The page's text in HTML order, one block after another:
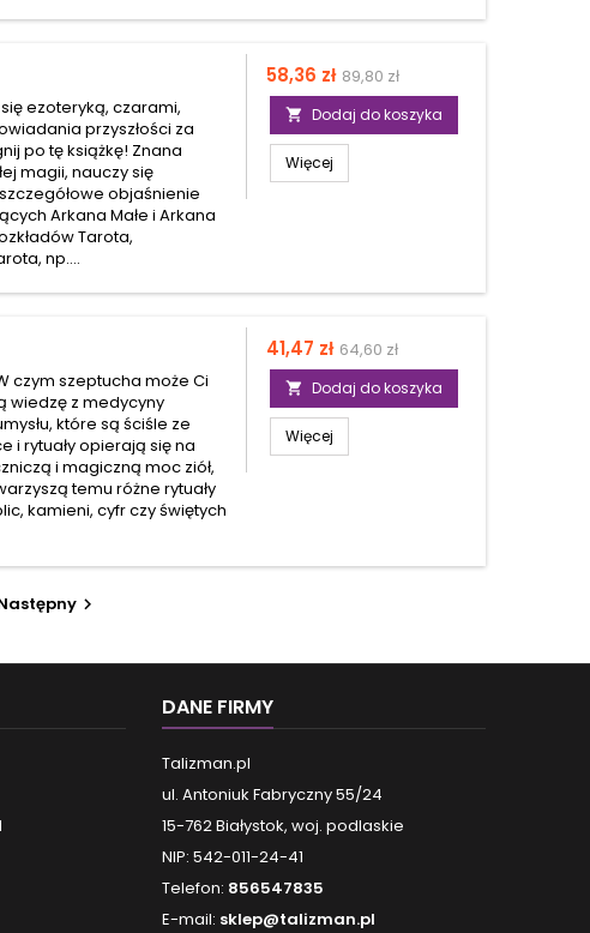
ezoteryką, czarami,
przyszłości za
po tę książkę! Znana
magii, nauczy się
objaśnienie
Arkana Małe i Arkana
Tarota,
np....
Cena
58,36 zł Cena
podstawowa
89,80 zł
 Dodaj do koszyka
Więcej
czym szeptucha może Ci
wiedzę z medycyny
które są ściśle ze
i rytuały opierają się na
i magiczną moc ziół,
temu różne rytuały
kamieni, cyfr czy świętych
Cena
41,47 zł Cena
podstawowa
64,60 zł
 Dodaj do koszyka
Więcej

DANE FIRMY
Talizman.pl
ul. Antoniuk Fabryczny 55/24
15-762 Białystok, woj. podlaskie
NIP: 542-011-24-41
Telefon: 856547835
E-mail: sklep@talizman.pl